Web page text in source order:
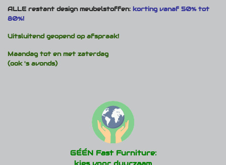
ALLE restant design meubelstoffen: korting vanaf 50% tot
80%!
Uitsluitend geopend op afspraak!
Maandag tot en met zaterdag
(ook 's avonds)
GÉÉN Fast Furniture: